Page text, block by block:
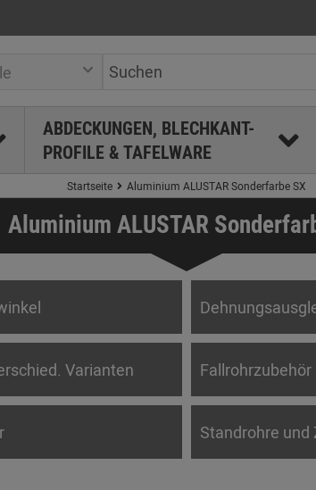
ABDECKUNGEN, BLECHKANT-
PROFILE & TAFELWARE
Startseite Aluminium ALUSTAR Sonderfarbe SX
Aluminium ALUSTAR
Varianten Fallrohrzubehör
Standrohre und